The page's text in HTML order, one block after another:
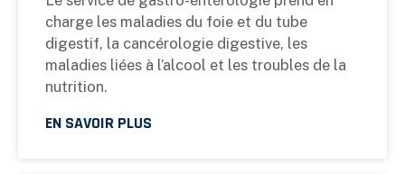
charge les maladies du foie et du tube
digestif, la cancérologie digestive, les
maladies liées à l’alcool et les troubles de la
nutrition.
EN SAVOIR PLUS